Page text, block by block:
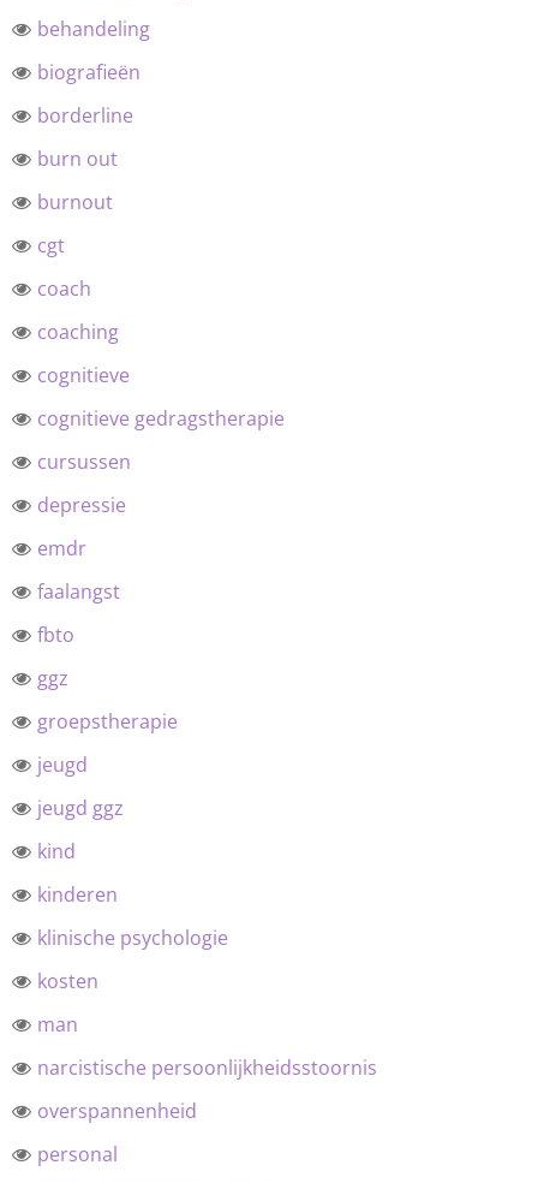
behandeling
biografieën
borderline
burn out
burnout
cgt
coach
coaching
cognitieve
cognitieve gedragstherapie
cursussen
depressie
emdr
faalangst
fbto
ggz
groepstherapie
jeugd
jeugd ggz
kind
kinderen
klinische psychologie
kosten
man
narcistische persoonlijkheidsstoornis
overspannenheid
personal